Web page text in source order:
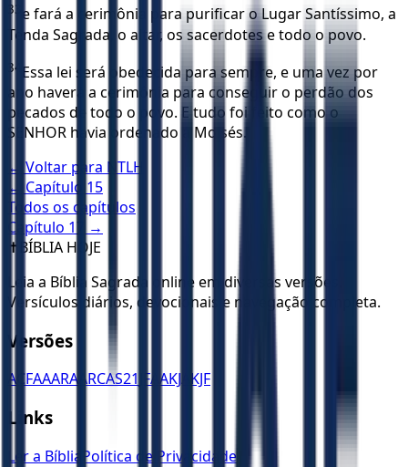
33 e fará a cerimônia para purificar o Lugar Santíssimo, a
Tenda Sagrada, o altar, os sacerdotes e todo o povo.
34 Essa lei será obedecida para sempre, e uma vez por
ano haverá a cerimônia para conseguir o perdão dos
pecados de todo o povo. E tudo foi feito como o
SENHOR havia ordenado a Moisés.
← Voltar para NTLH
← Capítulo 15
Todos os capítulos
Capítulo 17
→
✝️ BÍBLIA HOJE
Leia a Bíblia Sagrada online em diversas versões.
Versículos diários, devocionais e navegação completa.
Versões
ACFAAARA ARCAS21 JFAAKJA KJF
Links
Ler a Bíblia Política de Privacidade